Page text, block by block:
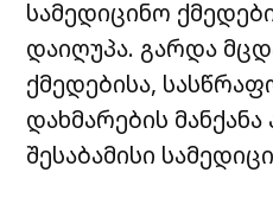
სამედიცინო
დაიღუპა. გარდა
ქმედებისა,
დახმარების
შესაბამისი